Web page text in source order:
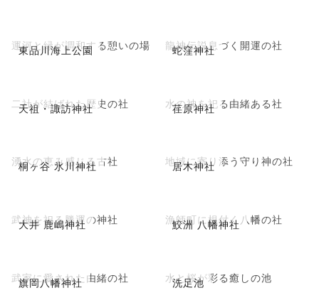
東品川海上公園
運河と緑が調和する憩いの場 蛇窪神社
龍神伝説息づく開運の社
天祖・諏訪神社
二社が結ばれた歴史の社 荏原神社
水の神を祀る由緒ある社
桐ヶ谷 氷川神社
湧水の恵み感じる古社 居木神社
地域に寄り添う守り神の社
大井 鹿嶋神社
武神を祀る勝運の神社 鮫洲 八幡神社
漁師町に根付く八幡の社
旗岡八幡神社
武家に愛された由緒の社 洗足池
水と桜が彩る癒しの池